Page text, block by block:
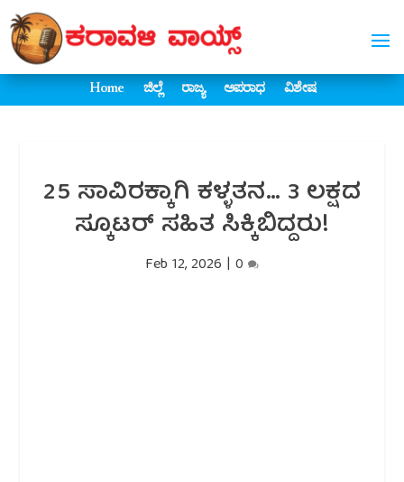
Home ಜಿಲ್ಲೆ ರಾಜ್ಯ ಅಪರಾಧ ವಿಶೇಷ
25 ಸಾವಿರಕ್ಕಾಗಿ ಕಳ್ಳತನ… 3 ಲಕ್ಷದ
ಸ್ಕೂಟರ್ ಸಹಿತ ಸಿಕ್ಕಿಬಿದ್ದರು!
Feb 12, 2026 | 0